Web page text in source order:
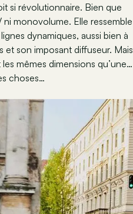
si révolutionnaire. Bien que
monovolume. Elle ressemble
dynamiques, aussi bien à
et son imposant diffuseur. Mais
mêmes dimensions qu’une…
choses…